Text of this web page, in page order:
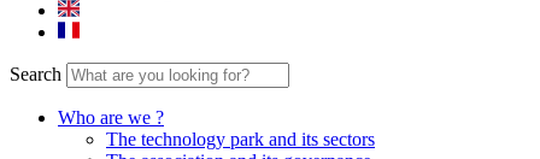
Search
Who are we ?
The technology park and its sectors